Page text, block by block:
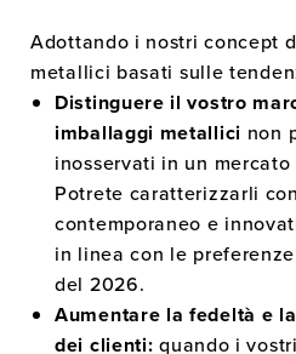
Adottando i nostri concept
metallici basati sulle
Distinguere il vostro
imballaggi metallici non
inosservati in un
Potrete caratterizzarli
contemporaneo e
in linea con le
del 2026.
Aumentare la fedeltà e
dei clienti: quando i vostri